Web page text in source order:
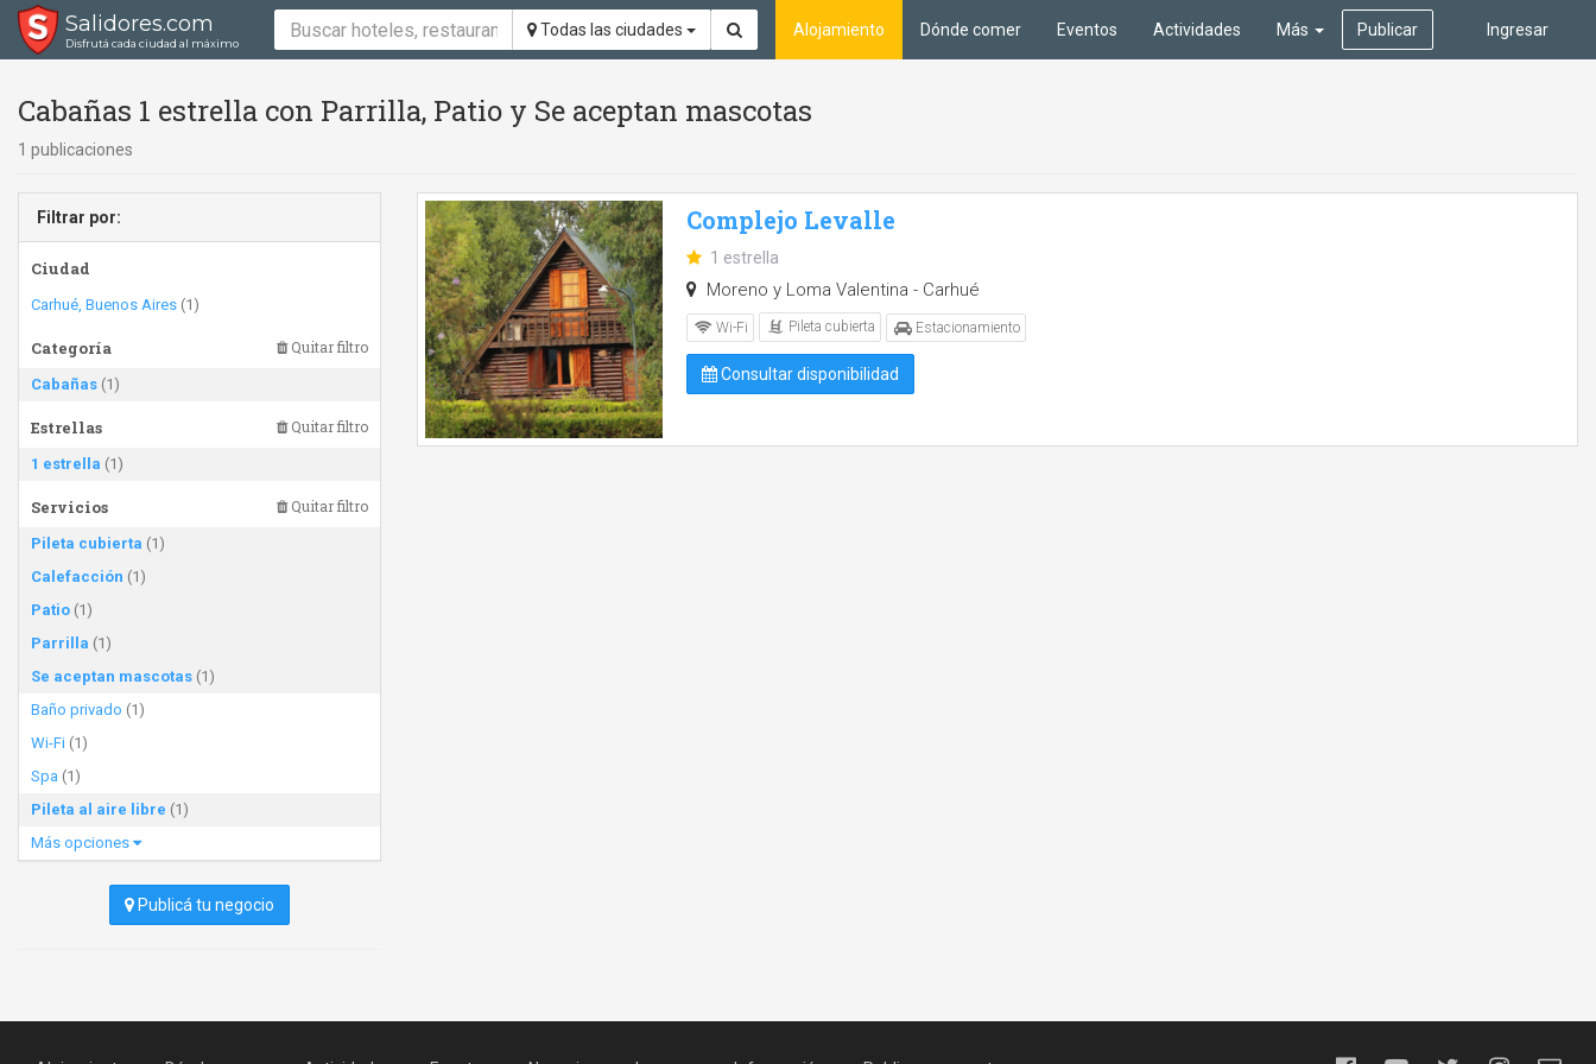
Salidores.com
Disfrutá cada ciudad al máximo
Todas las ciudades Ingresar
Alojamiento Dónde comer Eventos Actividades Más Publicar
Cabañas 1 estrella con Parrilla, Patio y Se aceptan mascotas
1 publicaciones
Filtrar por:
Ciudad
Carhué, Buenos Aires (1)
Categoría Quitar filtro
Cabañas (1)
Estrellas Quitar filtro
1 estrella (1)
Servicios Quitar filtro
Pileta cubierta (1)
Calefacción (1)
Patio (1)
Parrilla (1)
Se aceptan mascotas (1)
Baño privado (1)
Wi-Fi (1)
Spa (1)
Pileta al aire libre (1)
Más opciones
Publicá tu negocio
Complejo Levalle
1 estrella
Moreno y Loma Valentina - Carhué
Wi-Fi Pileta cubierta Estacionamiento
Consultar disponibilidad